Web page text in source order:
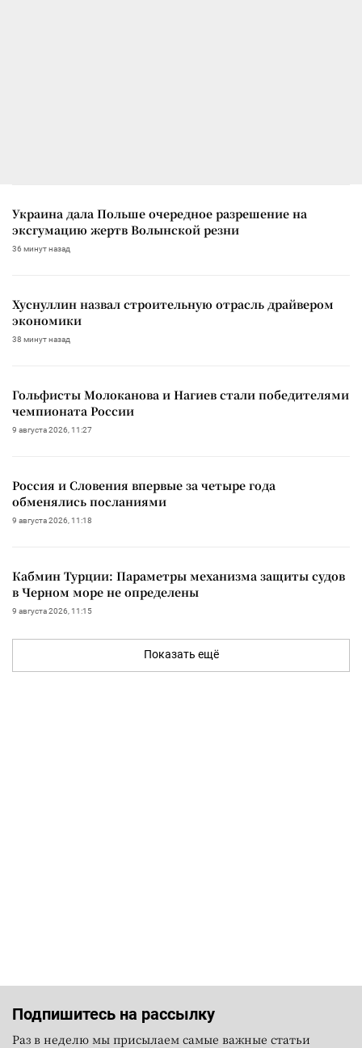
Украина дала Польше очередное разрешение на
эксгумацию жертв Волынской резни
36 минут назад
Хуснуллин назвал строительную отрасль драйвером
экономики
38 минут назад
Гольфисты Молоканова и Нагиев стали победителями
чемпионата России
9 августа 2026, 11:27
Россия и Словения впервые за четыре года
обменялись посланиями
9 августа 2026, 11:18
Кабмин Турции: Параметры механизма защиты судов
в Черном море не определены
9 августа 2026, 11:15
Показать ещё
Подпишитесь на рассылку
Раз в неделю мы присылаем самые важные статьи